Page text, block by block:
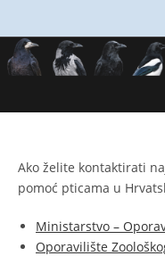
content
Ako želite kontaktirati
pomoć pticama u
Ministarstvo –
Oporavilište